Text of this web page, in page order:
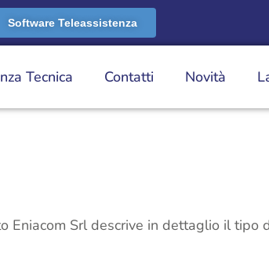
Software Teleassistenza
Tecnica Contatti Novità
Srl descrive in dettaglio il tipo